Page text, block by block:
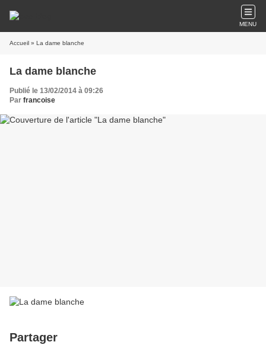
MENU
Accueil » La dame blanche
La dame blanche
Publié le 13/02/2014 à 09:26
Par francoise
Partager